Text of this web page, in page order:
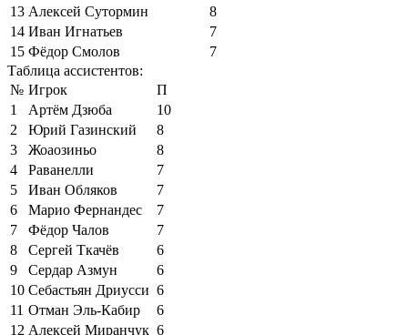
13 Алексей Сутормин
8
14 Иван Игнатьев
7
15 Фёдор Смолов
7
Таблица ассистентов:
№ Игрок
П
1
Артём Дзюба
10
2
Юрий Газинский
8
3
Жоаозиньо
8
4
Раванелли
7
5
Иван Обляков
7
6
Марио Фернандес
7
7
Фёдор Чалов
7
8
Сергей Ткачёв
6
9
Сердар Азмун
6
10 Себастьян Дриусси 6
11 Отман Эль-Кабир
6
12 Алексей Миранчук 6